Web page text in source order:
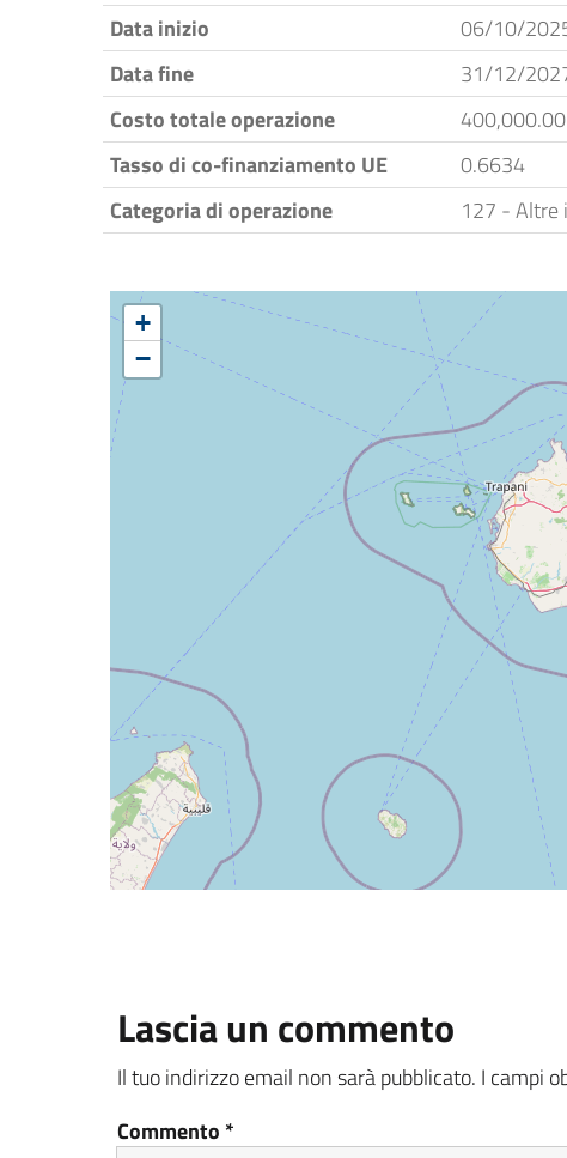
Data inizio
06/10/
Data fine
31/12/
Costo totale operazione
Tasso di co-finanziamento UE
0.6634
Categoria di operazione
127 - Altre
+
−
Lascia un commento
Il tuo indirizzo email non sarà pubblicato. I campi
Commento *